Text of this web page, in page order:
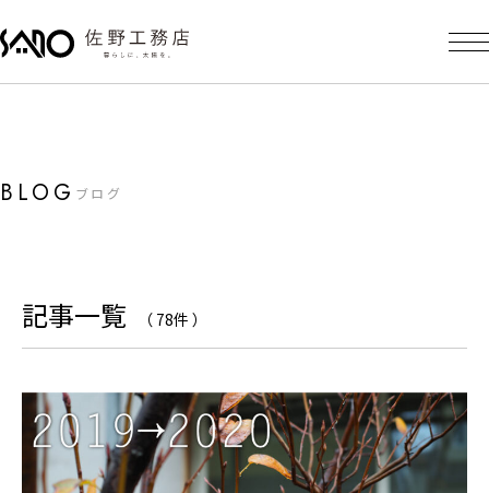
BLOG ブログ
記事一覧 （ 78件 ）